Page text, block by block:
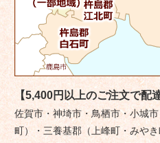
【5,400円以上のご注文で配
佐賀市・神埼市・鳥栖市・小城
町）・三養基郡（上峰町・みや